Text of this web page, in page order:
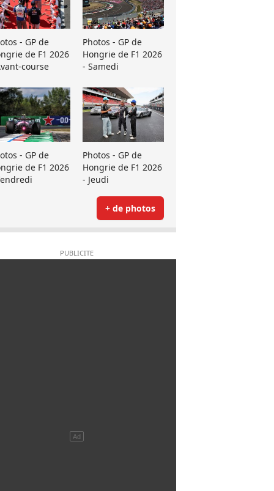
- GP de
de F1 2026
course
Photos - GP de
Hongrie de F1 2026
- Samedi
- GP de
de F1 2026
Photos - GP de
Hongrie de F1 2026
- Jeudi
+ de photos